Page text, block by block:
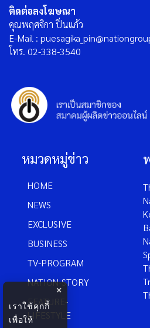
ติดต่อลงโฆษณา
คุณพฤศจิกา ปิ่นแก้ว
E-Mail :
โทร. 02-338-3540
หมวดหมู่ข่าว
HOME
NEWS
EXCLUSIVE
BUSINESS
TV-PROGRAM
NATION-STORY
FEATURE-
LIFESTYLE
×
เราใช้คุกกี้
เพื่อให้